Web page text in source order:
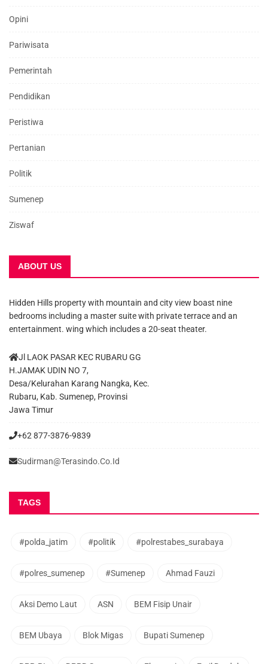
Opini
Pariwisata
Pemerintah
Pendidikan
Peristiwa
Pertanian
Politik
Sumenep
Ziswaf
ABOUT US
Hidden Hills property with mountain and city view boast nine
bedrooms including a master suite with private terrace and an
entertainment. wing which includes a 20-seat theater.
Jl LAOK PASAR KEC RUBARU GG
H.JAMAK UDIN NO 7,
Desa/Kelurahan Karang Nangka, Kec.
Rubaru, Kab. Sumenep, Provinsi
Jawa Timur
+62 877-3876-9839
Sudirman@terasindo.co.id
TAGS
#polda_jatim #politik #polrestabes_surabaya
#polres_sumenep #Sumenep Ahmad Fauzi
Aksi Demo Laut ASN BEM Fisip Unair
BEM Ubaya Blok Migas Bupati Sumenep